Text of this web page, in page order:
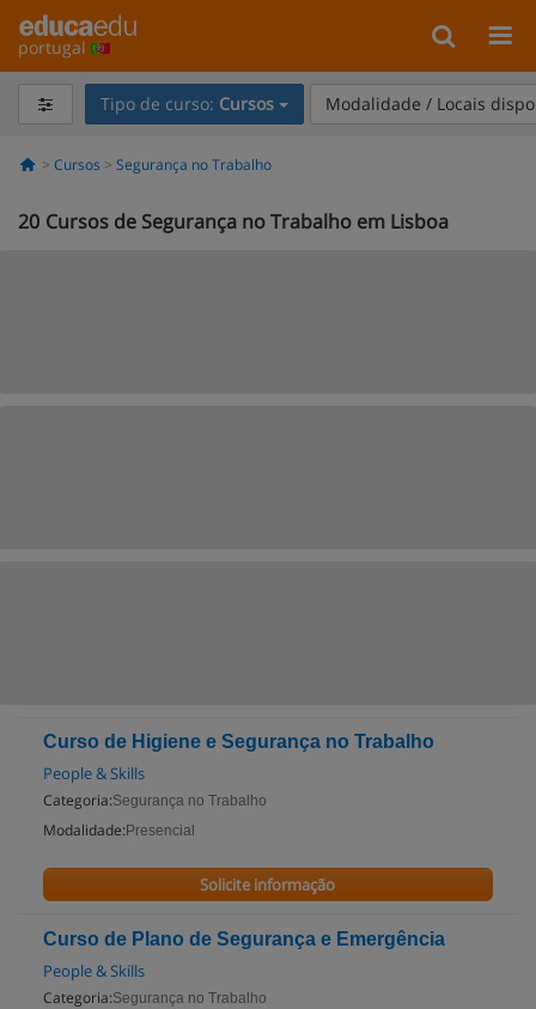
portugal
Tipo de curso: Cursos Modalidade / Locais
Cursos Segurança no Trabalho
20 Cursos de Segurança no Trabalho em Lisboa
Curso de Higiene e Segurança no Trabalho
People & Skills
Categoria:Segurança no Trabalho
Modalidade: Presencial
Solicite informação
Curso de Plano de Segurança e Emergência
People & Skills
Categoria:Segurança no Trabalho